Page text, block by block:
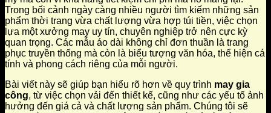
Trong bối cảnh ngày càng nhiều người tìm kiếm những sản
phẩm thời trang vừa chất lượng vừa hợp túi tiền, việc chọn
lựa một xưởng may uy tín, chuyên nghiệp trở nên cực kỳ
quan trọng. Các mẫu áo dài không chỉ đơn thuần là trang
phục truyền thống mà còn là biểu tượng văn hóa, thể hiện cá
tính và phong cách riêng của mỗi người.
Bài viết này sẽ giúp bạn hiểu rõ hơn về quy trình may gia
công, từ việc chọn vải đến thiết kế, cũng như các yếu tố ảnh
hưởng đến giá cả và chất lượng sản phẩm. Chúng tôi sẽ